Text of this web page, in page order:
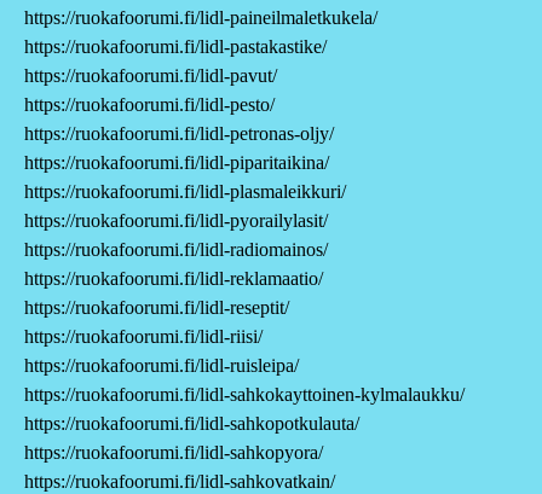
https://ruokafoorumi.fi/lidl-paineilmaletkukela/
https://ruokafoorumi.fi/lidl-pastakastike/
https://ruokafoorumi.fi/lidl-pavut/
https://ruokafoorumi.fi/lidl-pesto/
https://ruokafoorumi.fi/lidl-petronas-oljy/
https://ruokafoorumi.fi/lidl-piparitaikina/
https://ruokafoorumi.fi/lidl-plasmaleikkuri/
https://ruokafoorumi.fi/lidl-pyorailylasit/
https://ruokafoorumi.fi/lidl-radiomainos/
https://ruokafoorumi.fi/lidl-reklamaatio/
https://ruokafoorumi.fi/lidl-reseptit/
https://ruokafoorumi.fi/lidl-riisi/
https://ruokafoorumi.fi/lidl-ruisleipa/
https://ruokafoorumi.fi/lidl-sahkokayttoinen-kylmalaukku/
https://ruokafoorumi.fi/lidl-sahkopotkulauta/
https://ruokafoorumi.fi/lidl-sahkopyora/
https://ruokafoorumi.fi/lidl-sahkovatkain/